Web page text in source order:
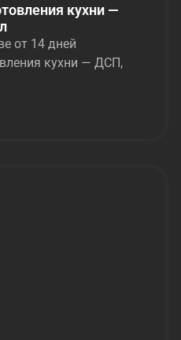
кухни —
от 14 дней
кухни — ДСП,